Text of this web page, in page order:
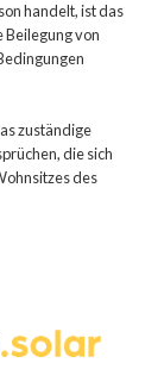
handelt, ist das
Beilegung von
zuständige
die sich
des